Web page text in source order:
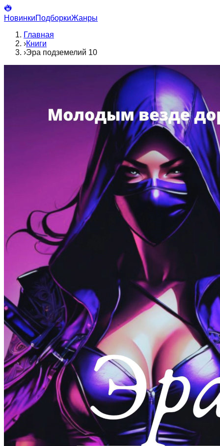
НовинкиПодборкиЖанры
Главная
›Книги
›Эра подземелий 10